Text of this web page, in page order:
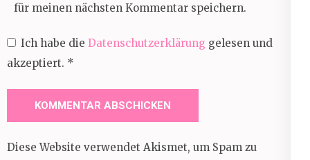
für meinen nächsten Kommentar speichern.
Ich habe die Datenschutzerklärung gelesen und
akzeptiert. *
Diese Website verwendet Akismet, um Spam zu